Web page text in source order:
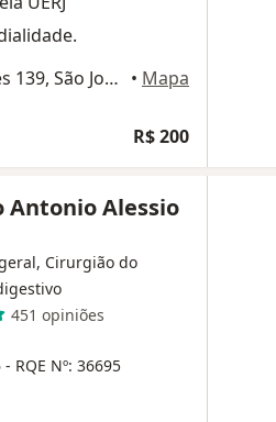
R. Gessyr Gonçalves Fontes 139, São João de Meriti • Mapa
R$ 200
Antonio Alessio
Cirurgião do
451 opiniões
- RQE Nº: 36695